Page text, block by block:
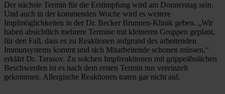
Der nächste Termin für die Erstimpfung wird am Donnerstag sein.
Und auch in der kommenden Woche wird es weitere
Impfmöglichkeiten in der Dr. Becker Brunnen-Klinik geben. „Wir
haben absichtlich mehrere Termine mit kleineren Gruppen geplant,
für den Fall, dass es zu Reaktionen aufgrund des arbeitenden
Immunsystems kommt und sich Mitarbeitende schonen müssen,“
erklärt Dr. Tarasov. Zu solchen Impfreaktionen mit grippeähnlichen
Beschwerden ist es nach dem ersten Termin nur vereinzelt
gekommen. Allergische Reaktionen traten gar nicht auf.